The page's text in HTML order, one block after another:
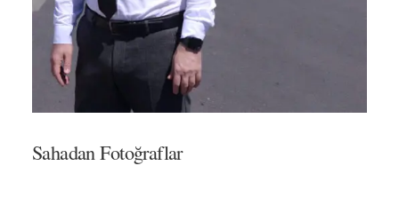
Sahadan Fotoğraflar